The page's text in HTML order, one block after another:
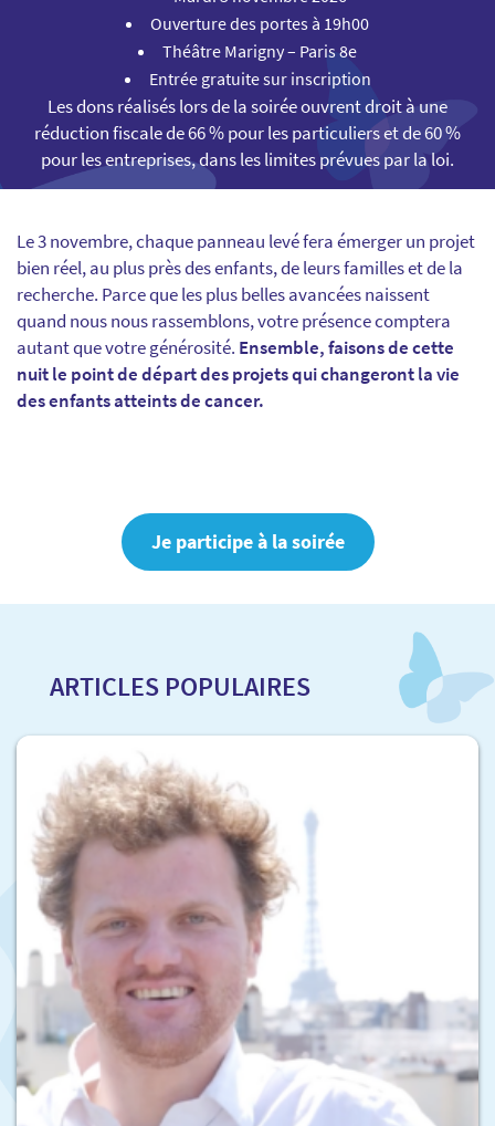
Ouverture des portes à 19h00
Théâtre Marigny – Paris 8e
Entrée gratuite sur inscription
Les dons réalisés lors de la soirée ouvrent droit à une
réduction fiscale de 66 % pour les particuliers et de 60 %
pour les entreprises, dans les limites prévues par la loi.
Le 3 novembre, chaque panneau levé fera émerger un projet
bien réel, au plus près des enfants, de leurs familles et de la
recherche. Parce que les plus belles avancées naissent
quand nous nous rassemblons, votre présence comptera
autant que votre générosité. Ensemble, faisons de cette
nuit le point de départ des projets qui changeront la vie
des enfants atteints de cancer.
Je participe à la soirée
ARTICLES POPULAIRES